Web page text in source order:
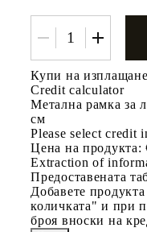
Купи на изплащане
Credit calculator
Метална рамка за
см
Please select credit
Цена на продукта:
Extraction of
Предоставената
Добавете
количката" и при
броя вноски на